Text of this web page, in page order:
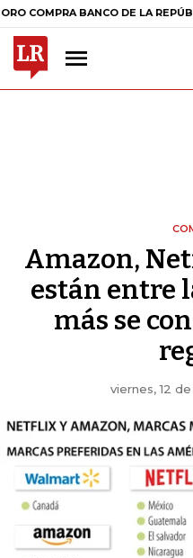
BANCO DE LA REPÚBLICA $
Amazon,
están entre
más se
viernes, 12